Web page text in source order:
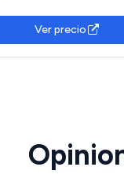
Ver precio